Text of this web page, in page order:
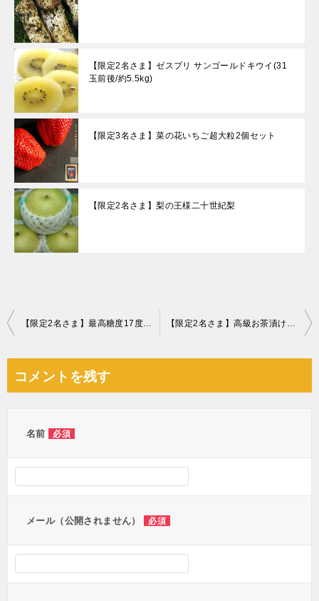
【限定2名さま】ゼスプリ サンゴールドキウイ(31
玉前後/約5.5kg)
【限定3名さま】菜の花いちご超大粒2個セット
【限定2名さま】梨の王様二十世紀梨
投
ビ
コメントを残す
名前 必須
メール（公開されません） 必須